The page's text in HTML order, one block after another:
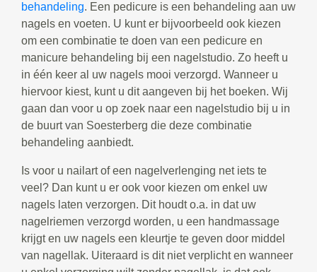
behandeling. Een pedicure is een behandeling aan uw
nagels en voeten. U kunt er bijvoorbeeld ook kiezen
om een combinatie te doen van een pedicure en
manicure behandeling bij een nagelstudio. Zo heeft u
in één keer al uw nagels mooi verzorgd. Wanneer u
hiervoor kiest, kunt u dit aangeven bij het boeken. Wij
gaan dan voor u op zoek naar een nagelstudio bij u in
de buurt van Soesterberg die deze combinatie
behandeling aanbiedt.
Is voor u nailart of een nagelverlenging net iets te
veel? Dan kunt u er ook voor kiezen om enkel uw
nagels laten verzorgen. Dit houdt o.a. in dat uw
nagelriemen verzorgd worden, u een handmassage
krijgt en uw nagels een kleurtje te geven door middel
van nagellak. Uiteraard is dit niet verplicht en wanneer